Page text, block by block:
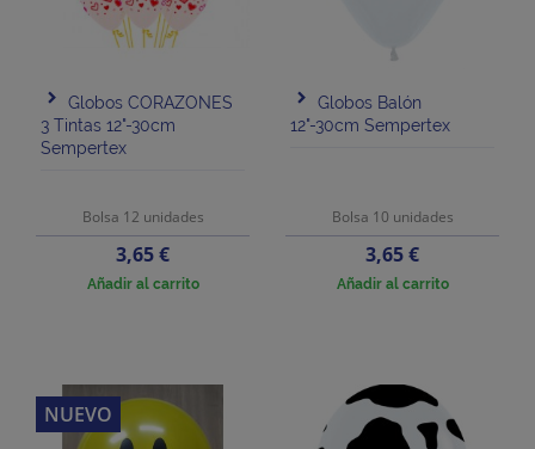
Globos CORAZONES
3 Tintas 12"-30cm
Sempertex
Bolsa 12 unidades
Precio
3,65 €
Añadir al carrito
Globos Balón
12"-30cm Sempertex
Bolsa 10 unidades
Precio
3,65 €
Añadir al carrito
NUEVO